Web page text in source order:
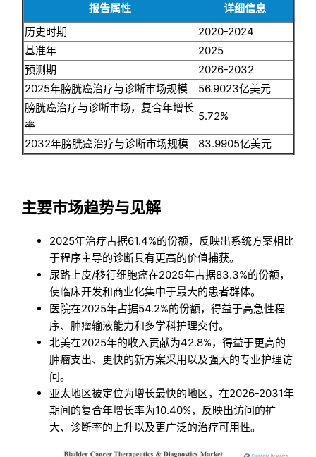
报告属性
详细信息
历史时期
2020-2024
基准年
2025
预测期
2026-2032
2025年膀胱癌治疗与诊断市场规模
56.9023亿美元
膀胱癌治疗与诊断市场，复合年增长
率
5.72%
2032年膀胱癌治疗与诊断市场规模 83.9905亿美元
主要市场趋势与见解
2025年治疗占据61.4%的份额，反映出系统方案相比
于程序主导的诊断具有更高的价值捕获。
尿路上皮/移行细胞癌在2025年占据83.3%的份额，
使临床开发和商业化集中于最大的患者群体。
医院在2025年占据54.2%的份额，得益于高急性程
序、肿瘤输液能力和多学科护理交付。
北美在2025年的收入贡献为42.8%，得益于更高的
肿瘤支出、更快的新方案采用以及强大的专业护理访
问。
亚太地区被定位为增长最快的地区，在2026-2031年
期间的复合年增长率为10.40%，反映出访问的扩
大、诊断率的上升以及更广泛的治疗可用性。